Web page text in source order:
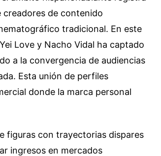
creadores de contenido
tradicional. En este
Love y Nacho Vidal ha captado
a la convergencia de audiencias
Esta unión de perfiles
donde la marca personal
figuras con trayectorias dispares
ingresos en mercados